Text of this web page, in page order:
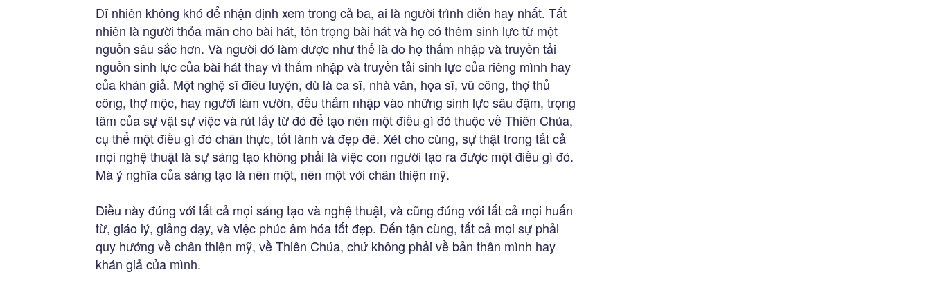
Dĩ nhiên không khó để nhận định xem trong cả ba, ai là người trình diễn hay nhất. Tất
nhiên là người thỏa mãn cho bài hát, tôn trọng bài hát và họ có thêm sinh lực từ một
nguồn sâu sắc hơn. Và người đó làm được như thế là do họ thấm nhập và truyền tải
nguồn sinh lực của bài hát thay vì thấm nhập và truyền tải sinh lực của riêng mình hay
của khán giả. Một nghệ sĩ điêu luyện, dù là ca sĩ, nhà văn, họa sĩ, vũ công, thợ thủ
công, thợ mộc, hay người làm vườn, đều thấm nhập vào những sinh lực sâu đậm, trọng
tâm của sự vật sự việc và rút lấy từ đó để tạo nên một điều gì đó thuộc về Thiên Chúa,
cụ thể một điều gì đó chân thực, tốt lành và đẹp đẽ. Xét cho cùng, sự thật trong tất cả
mọi nghệ thuật là sự sáng tạo không phải là việc con người tạo ra được một điều gì đó.
Mà ý nghĩa của sáng tạo là nên một, nên một với chân thiện mỹ.
Điều này đúng với tất cả mọi sáng tạo và nghệ thuật, và cũng đúng với tất cả mọi huấn
từ, giáo lý, giảng dạy, và việc phúc âm hóa tốt đẹp. Đến tận cùng, tất cả mọi sự phải
quy hướng về chân thiện mỹ, về Thiên Chúa, chứ không phải về bản thân mình hay
khán giả của mình.